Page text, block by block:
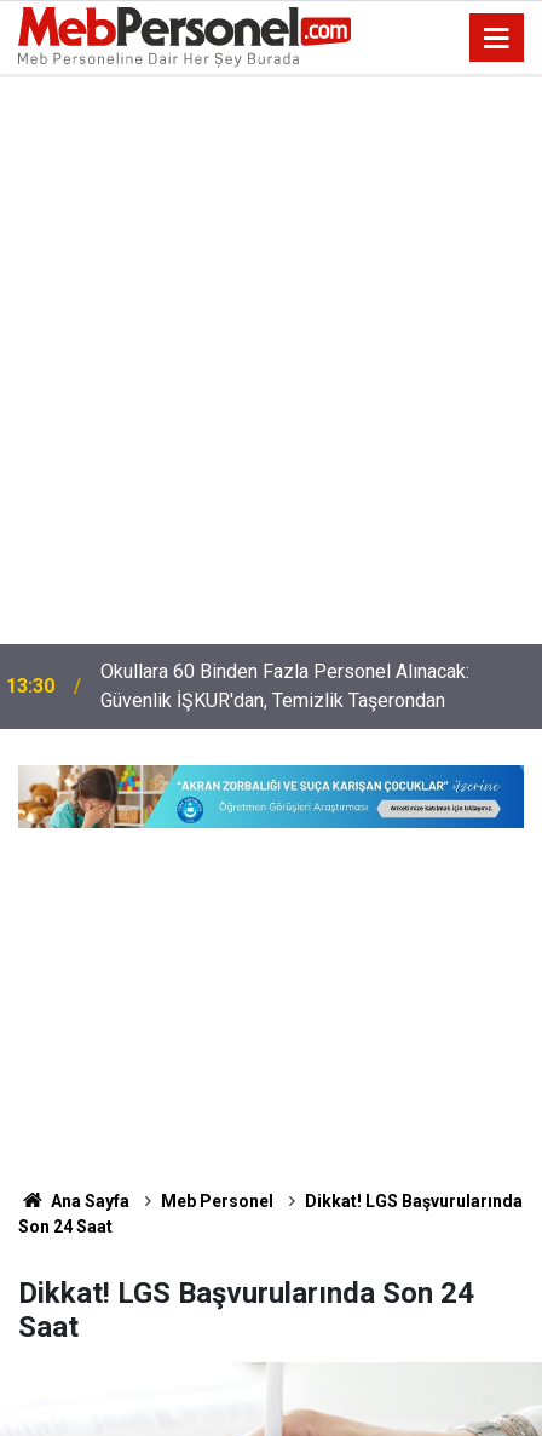
12:02
Milli Eğitim Bakanı Yusuf Tekin'den Üniversite
Tercihi Yapacak Öğrencilere Taktikler
Ana Sayfa Meb Personel
Dikkat! LGS Başvurularında
Son 24 Saat
Dikkat! LGS Başvurularında Son 24
Saat